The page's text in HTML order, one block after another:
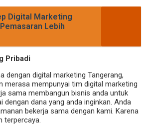
Digital Marketing
Lebih
Pribadi
dengan digital marketing Tangerang,
merasa mempunyai tim digital marketing
sama membangun bisnis anda untuk
dengan dana yang anda inginkan. Anda
bekerja sama dengan kami. Karena
terpercaya.